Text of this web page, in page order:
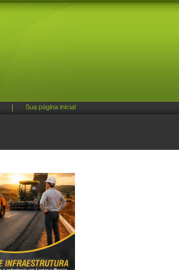
Sua página inicial